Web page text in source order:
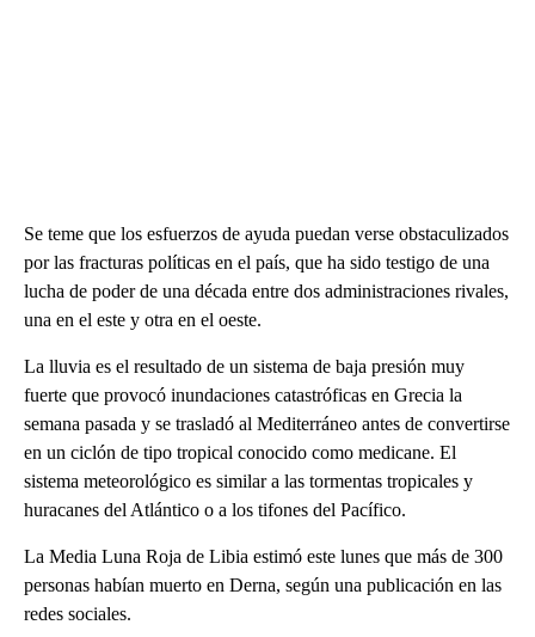
Se teme que los esfuerzos de ayuda puedan verse obstaculizados
por las fracturas políticas en el país, que ha sido testigo de una
lucha de poder de una década entre dos administraciones rivales,
una en el este y otra en el oeste.
La lluvia es el resultado de un sistema de baja presión muy
fuerte que provocó inundaciones catastróficas en Grecia la
semana pasada y se trasladó al Mediterráneo antes de convertirse
en un ciclón de tipo tropical conocido como medicane. El
sistema meteorológico es similar a las tormentas tropicales y
huracanes del Atlántico o a los tifones del Pacífico.
La Media Luna Roja de Libia estimó este lunes que más de 300
personas habían muerto en Derna, según una publicación en las
redes sociales.